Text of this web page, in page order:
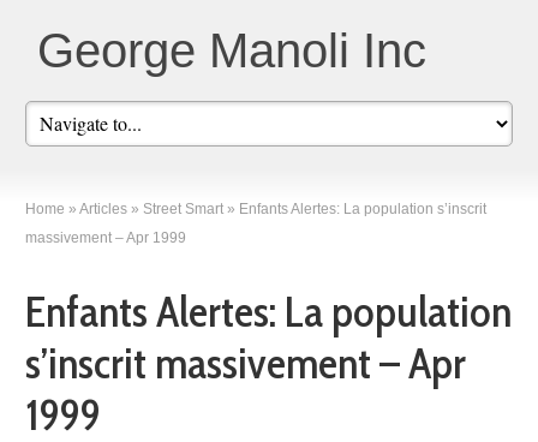
George Manoli Inc
Home » Articles » Street Smart » Enfants Alertes: La population s’inscrit
massivement – Apr 1999
Enfants Alertes: La population
s’inscrit massivement – Apr
1999